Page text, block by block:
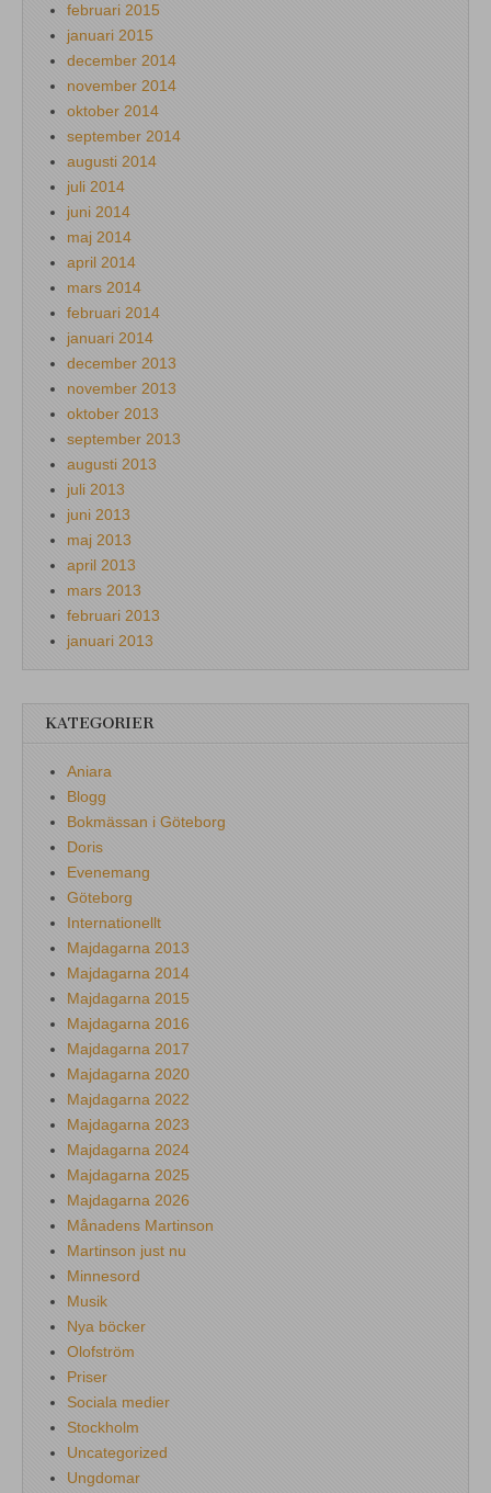
februari 2015
januari 2015
december 2014
november 2014
oktober 2014
september 2014
augusti 2014
juli 2014
juni 2014
maj 2014
april 2014
mars 2014
februari 2014
januari 2014
december 2013
november 2013
oktober 2013
september 2013
augusti 2013
juli 2013
juni 2013
maj 2013
april 2013
mars 2013
februari 2013
januari 2013
KATEGORIER
Aniara
Blogg
Bokmässan i Göteborg
Doris
Evenemang
Göteborg
Internationellt
Majdagarna 2013
Majdagarna 2014
Majdagarna 2015
Majdagarna 2016
Majdagarna 2017
Majdagarna 2020
Majdagarna 2022
Majdagarna 2023
Majdagarna 2024
Majdagarna 2025
Majdagarna 2026
Månadens Martinson
Martinson just nu
Minnesord
Musik
Nya böcker
Olofström
Priser
Sociala medier
Stockholm
Uncategorized
Ungdomar